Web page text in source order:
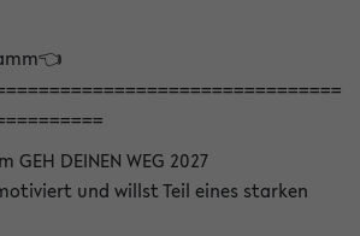
DEINEN WEG 2027
und willst Teil eines starken